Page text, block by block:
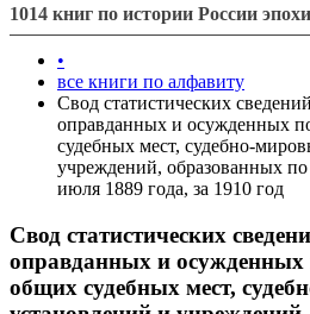
1014 книг по истории России
•
все книги по алфавиту
Свод статистических
оправданных и осужденных
судебных мест, судебно-
учреждений, образованных
июля 1889 года, за 1910 год
Свод статистических
оправданных и осужденных
общих судебных мест,